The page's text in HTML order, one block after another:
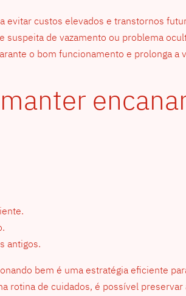
evitar custos elevados e transtornos
de vazamento ou problema
o bom funcionamento e prolonga a
antigos.
bem é uma estratégia eficiente
rotina de cuidados, é possível